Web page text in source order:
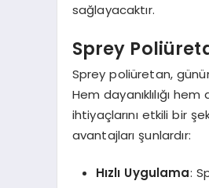
sağlayacaktır.
Sprey
Sprey poliüretan,
Hem dayanıklılığı
ihtiyaçlarını etkili bir
avantajları şunlardır:
Hızlı Uygulama: